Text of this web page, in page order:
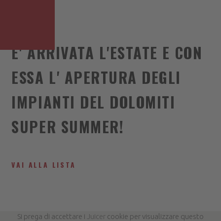
E' ARRIVATA L'ESTATE E CON
ESSA L' APERTURA DEGLI
IMPIANTI DEL DOLOMITI
SUPER SUMMER!
VAI ALLA LISTA
Si prega di accettare i Juicer cookie per visualizzare questo